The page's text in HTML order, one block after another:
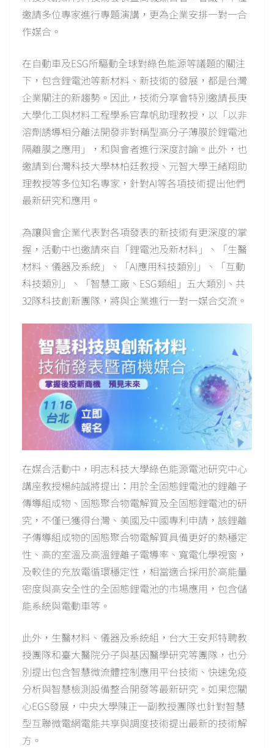
邀請多位專家進行專題演講，更為企業安排一對一合
作媒合。
在自動車及ESG所驅動全球對綠色能源等議題的關注
下，包含鋰電池等新材料、新技術的發展，都是台灣
企業關注的新趨勢。因此，技術分享會特別邀請長庚
大學化工與材料工程學系官韋帆助理教授，以「以非
溶劑誘導相分離法開發非對稱型高分子薄膜於鋰電池
隔離膜之應用」，和與會者進行深度討論。此外，也
邀請到台灣科技大學林柏廷教授、元智大學王緒翔助
理教授等多位知名專家，針對AI等各項技術提出他們
最新研究和應用。
為讓與會企業代表對各項發表的新技術有更深度的掌
握，活動中也邀請來自「鋰電池及新材料」、「生醫
材料、儀器及系統」、「AI應用科技類別」、「互動
科技類別」、「智慧工廠、ESG類組」五大類別、共
32隊科技創新團隊，將與企業進行一對一媒合交流。
在媒合活動中，明志科技大學綠色能源電池研究中心
講座教授楊純誠將提出：用於全固態鋰電池的鋰離子
傳導組成物、固態聚合物電解質及全固態鋰電池的研
究，不僅已獲得台灣、美國及中國專利申請，該鋰離
子傳導組成物的固態聚合物電解質具備更好的熱穩定
性、高的室溫及高溫鋰離子電導率、寬電化學視窗，
及較佳的充放電循環穩定性，相當適合採用於高能量
密度與高安全性的全固態鋰電池的市場應用，包含儲
能系統與電動車等。
此外，生醫材料、儀器及系統組，台大王安邦特聘教
授團隊和臺大醫院分子與基因醫學研究等團隊，也分
別提出包含智慧微流體控制應用平台技術、快速免疫
分析與智慧檢測設備整合開發等最新研究。如果您關
心EGS發展，中央大學陳正一副教授團隊也針對智慧
型互聯微電網電能共享與調度技術提出最新的技術解
方。